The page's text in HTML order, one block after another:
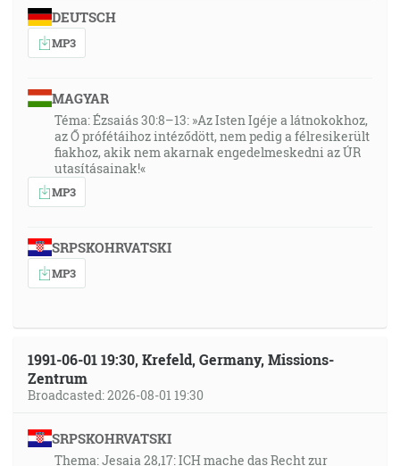
DEUTSCH
MP3
MAGYAR
Téma: Ézsaiás 30:8–13: »Az Isten Igéje a látnokokhoz,
az Ő prófétáihoz intéződött, nem pedig a félresikerült
fiakhoz, akik nem akarnak engedelmeskedni az ÚR
utasításainak!«
MP3
SRPSKOHRVATSKI
MP3
1991-06-01 19:30, Krefeld, Germany, Missions-
Zentrum
Broadcasted: 2026-08-01 19:30
SRPSKOHRVATSKI
Thema: Jesaia 28,17: ICH mache das Recht zur